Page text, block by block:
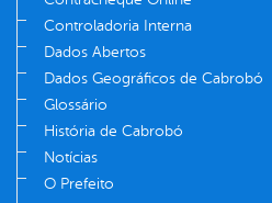
Controladoria Interna
Dados Abertos
Dados Geográficos de Cabrobó
Glossário
História de Cabrobó
Notícias
O Prefeito